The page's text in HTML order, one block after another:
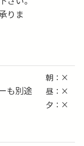
りま
も別途
朝：×
昼：×
夕：×